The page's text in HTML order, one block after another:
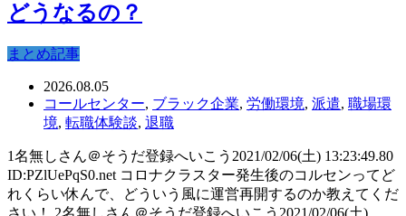
どうなるの？
まとめ記事
2026.08.05
コールセンター, ブラック企業, 労働環境, 派遣, 職場環
境, 転職体験談, 退職
1名無しさん＠そうだ登録へいこう2021/02/06(土) 13:23:49.80
ID:PZlUePqS0.net コロナクラスター発生後のコルセンってど
れくらい休んで、どういう風に運営再開するのか教えてくだ
さい！ 2名無しさん＠そうだ登録へいこう2021/02/06(土)